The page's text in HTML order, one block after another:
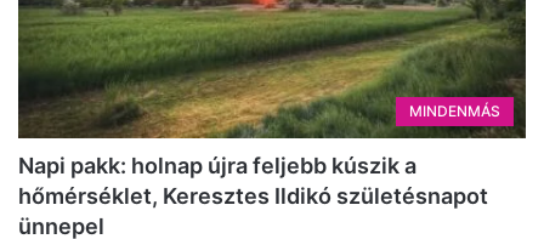
MINDENMÁS
Napi pakk: holnap újra feljebb kúszik a
hőmérséklet, Keresztes Ildikó születésnapot
ünnepel